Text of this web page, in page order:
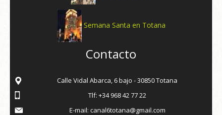
Semana Santa en Totana
Contacto
Calle Vidal Abarca, 6 bajo - 30850 Totana
Tlf: +34 968 42 77 22
E-mail: canal6totana@gmail.com